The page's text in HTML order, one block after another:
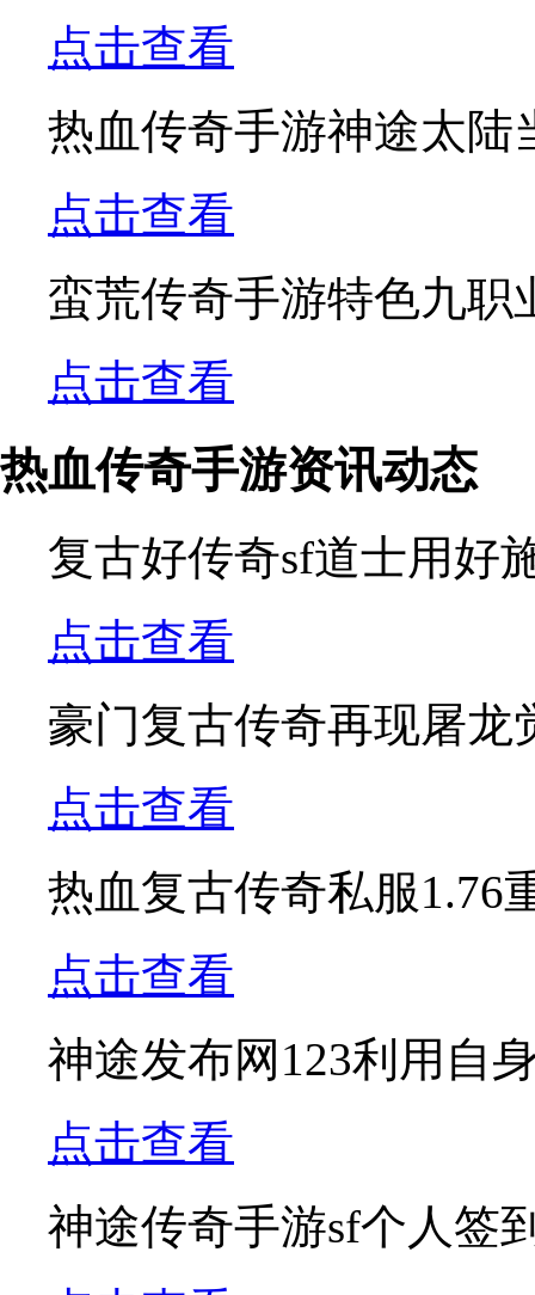
点击查看
热血传奇手游神途太陆
点击查看
蛮荒传奇手游特色九职
点击查看
热血传奇手游资讯动态
复古好传奇sf道士用好
点击查看
豪门复古传奇再现屠龙
点击查看
热血复古传奇私服1.76
点击查看
神途发布网123利用自
点击查看
神途传奇手游sf个人签